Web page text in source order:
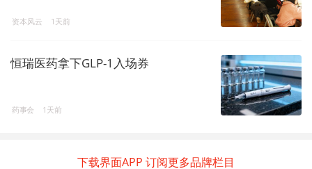
资本风云 1天前
恒瑞医药拿下GLP-1入场券
药事会 1天前
下载界面APP 订阅更多品牌栏目